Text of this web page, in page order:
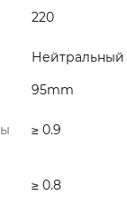
220
Нейтральный
95mm
≥ 0.9
≥ 0.8